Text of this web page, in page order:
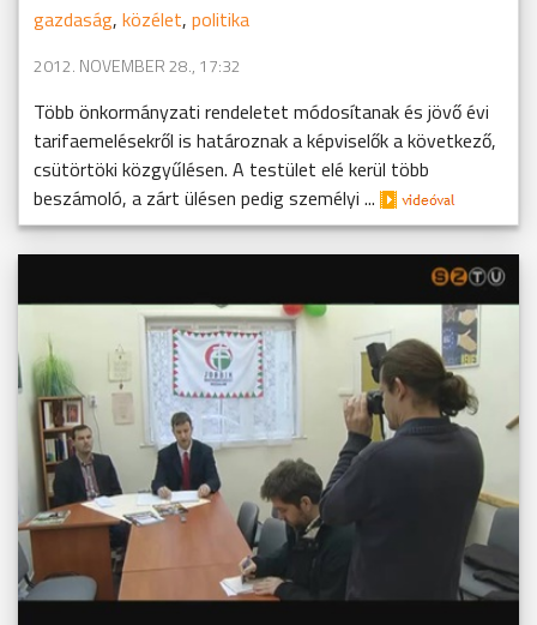
gazdaság, közélet, politika
2012. NOVEMBER 28., 17:32
Több önkormányzati rendeletet módosítanak és jövő évi
tarifaemelésekről is határoznak a képviselők a következő,
csütörtöki közgyűlésen. A testület elé kerül több
beszámoló, a zárt ülésen pedig személyi ...